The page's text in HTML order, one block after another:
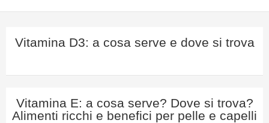
Vitamina D3: a cosa serve e dove si trova
Vitamina E: a cosa serve? Dove si trova?
Alimenti ricchi e benefici per pelle e capelli